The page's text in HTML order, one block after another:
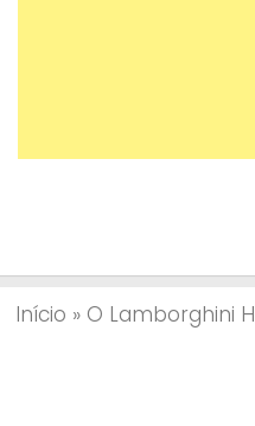
Início » O Lamborghini